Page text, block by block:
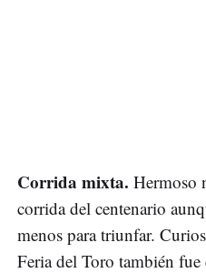
Corrida mixta. Hermoso
corrida del centenario
menos para triunfar.
Feria del Toro también fue